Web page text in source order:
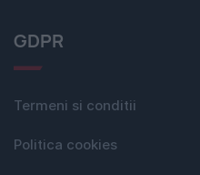
GDPR
Termeni si conditii
Politica cookies